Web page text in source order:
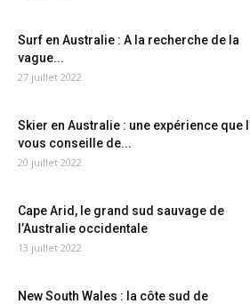
Surf en Australie : A la recherche de la
vague...
27 juillet 2022
Skier en Australie : une expérience que
vous conseille de...
20 juillet 2022
Cape Arid, le grand sud sauvage de
l’Australie occidentale
13 juillet 2022
New South Wales : la côte sud de